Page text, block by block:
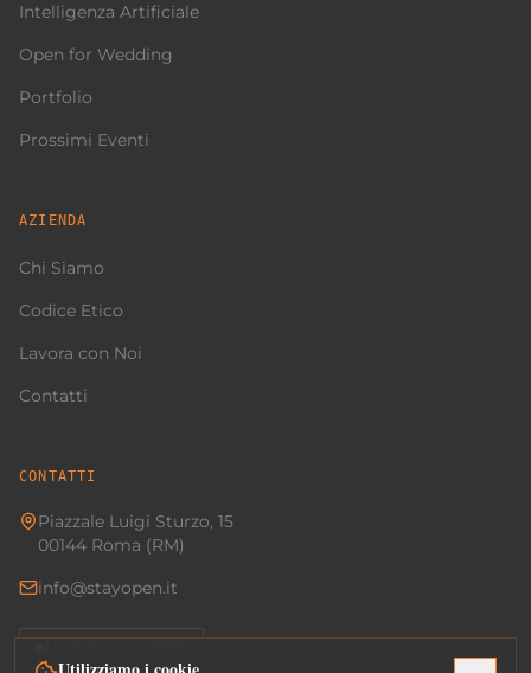
Intelligenza Artificiale
Open for Wedding
Portfolio
Prossimi Eventi
AZIENDA
Chi Siamo
Codice Etico
Lavora con Noi
Contatti
CONTATTI
Piazzale Luigi Sturzo, 15
00144 Roma (RM)
info@stayopen.it